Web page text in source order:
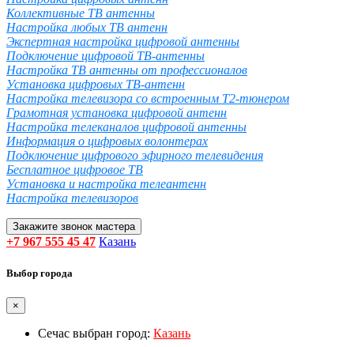
Коллективные ТВ антенны
Настройка любых ТВ антенн
Экспертная настройка цифровой антенны
Подключение цифровой ТВ-антенны
Настройка ТВ антенны от профессионалов
Установка цифровых ТВ-антенн
Настройка телевизора со встроенным T2-тюнером
Грамотная установка цифровой антенн
Настройка телеканалов цифровой антенны
Информация о цифровых волонтерах
Подключение цифрового эфирного телевидения
Бесплатное цифровое ТВ
Установка и настройка телеантенн
Настройка телевизоров
Закажите звонок мастера
+7 967 555 45 47 Казань
Выбор города
×
Сечас выбран город: Казань